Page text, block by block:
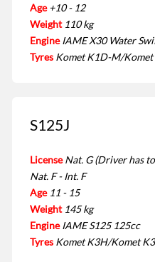
Age +10 - 12
Weight 110 kg
Engine IAME X30 Water
Tyres Komet K1D-M/
S125J
License Nat. G (Driver has
Nat. F - Int. F
Age 11 - 15
Weight 145 kg
Engine IAME S125 125cc
Tyres Komet K3H/Komet